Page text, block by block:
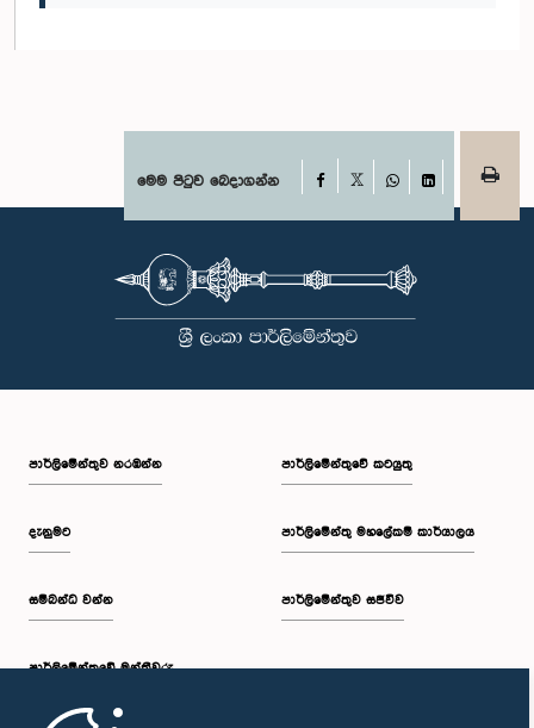
මෙම පිටුව බෙදාගන්න Facebook
WhatsAppLinkedIn
පාර්ලි‌මේන්තුව නරඹන්න
දැනුමට
සම්බන්ධ වන්න
පාර්ලි‌මේන්තුවේ මන්ත්‍රීවරු
පාර්ලිමේන්තුවේ කටයුතු
පාර්ලිමේන්තු මහලේකම් කාර්යාලය
පාර්ලිමේන්තුව සජීවීව